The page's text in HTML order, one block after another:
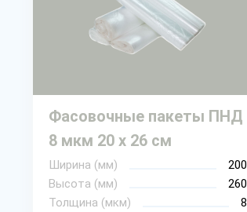
Фасовочные пакеты ПНД
8 мкм 20 х 26 см
Ширина (мм)
200
Высота (мм)
260
Толщина (мкм)
8